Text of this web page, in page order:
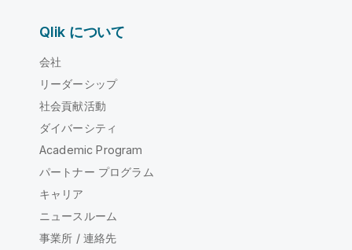
Qlik について
会社
リーダーシップ
社会貢献活動
ダイバーシティ
Academic Program
パートナー プログラム
キャリア
ニュースルーム
事業所 / 連絡先